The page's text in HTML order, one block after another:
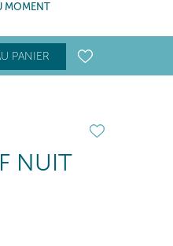
MOMENT
PANIER
NUIT